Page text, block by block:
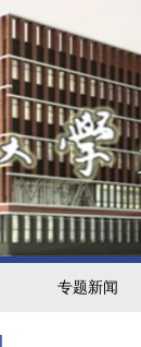
专题新闻